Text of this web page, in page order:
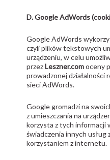
D. Google AdWords
Google AdWords
czyli plików tekstowych
urządzeniu, w celu
przezLeszner.comoceny
prowadzonej działalności
sieci AdWords.
Google gromadzi na
z umieszczania na
korzysta z tych informacji
świadczenia innych usług
korzystaniem z internetu.